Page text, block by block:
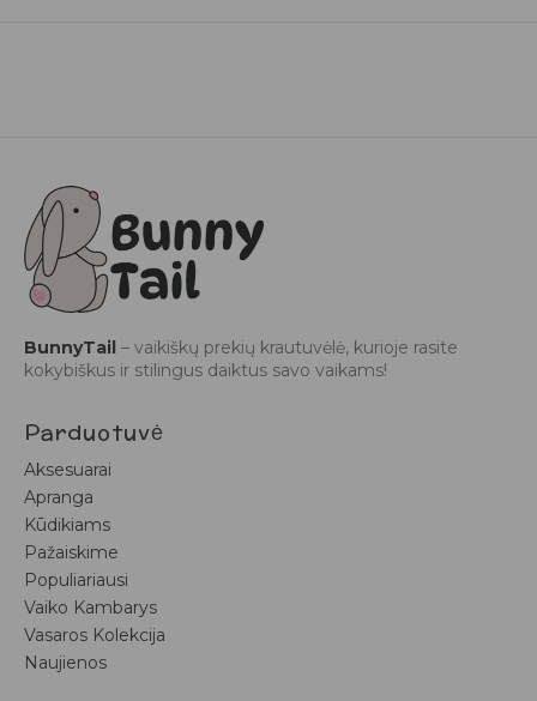
BunnyTail – vaikiškų prekių krautuvėlė, kurioje rasite
kokybiškus ir stilingus daiktus savo vaikams!
Parduotuvė
Aksesuarai
Apranga
Kūdikiams
Pažaiskime
Populiariausi
Vaiko Kambarys
Vasaros Kolekcija
Naujienos